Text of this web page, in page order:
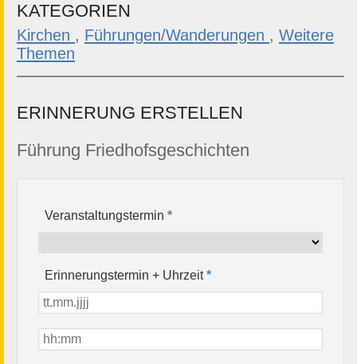
KATEGORIEN
Kirchen , Führungen/Wanderungen , Weitere
Themen
ERINNERUNG ERSTELLEN
Führung Friedhofsgeschichten
Veranstaltungstermin*
Erinnerungstermin + Uhrzeit*